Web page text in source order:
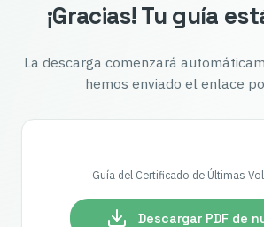
¡Gracias! Tu guía
La descarga comenzará
hemos enviado el enlace
Guía del Certificado de Últimas
Descargar PDF de